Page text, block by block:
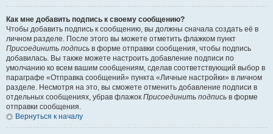
Как мне добавить подпись к своему сообщению?
Чтобы добавить подпись к сообщению, вы должны сначала создать её в
личном разделе. После этого вы можете отметить флажком пункт
Присоединить подпись в форме отправки сообщения, чтобы подпись
добавилась. Вы также можете настроить добавление подписи по
умолчанию ко всем вашим сообщениям, сделав соответствующий выбор в
параграфе «Отправка сообщений» пункта «Личные настройки» в личном
разделе. Несмотря на это, вы сможете отменить добавление подписи в
отдельных сообщениях, убрав флажок Присоединить подпись в форме
отправки сообщения.
Вернуться к началу